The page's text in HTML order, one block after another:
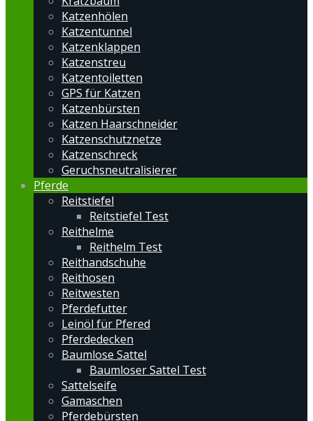
Katzenhölen
Katzentunnel
Katzenklappen
Katzenstreu
Katzentoiletten
GPS für Katzen
Katzenbürsten
Katzen Haarschneider
Katzenschutznetze
Katzenschreck
Geruchsneutralisierer
Pferde
Reitstiefel
Reitstiefel Test
Reithelme
Reithelm Test
Reithandschuhe
Reithosen
Reitwesten
Pferdefutter
Leinöl für Pfered
Pferdedecken
Baumlose Sattel
Baumloser Sattel Test
Sattelseife
Gamaschen
Pferdebürsten